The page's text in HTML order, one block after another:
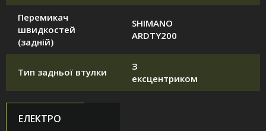
Перемикач
швидкостей
(задній)
SHIMANO
ARDTY200
Тип задньої втулки
З
ексцентриком
ЕЛЕКТРО